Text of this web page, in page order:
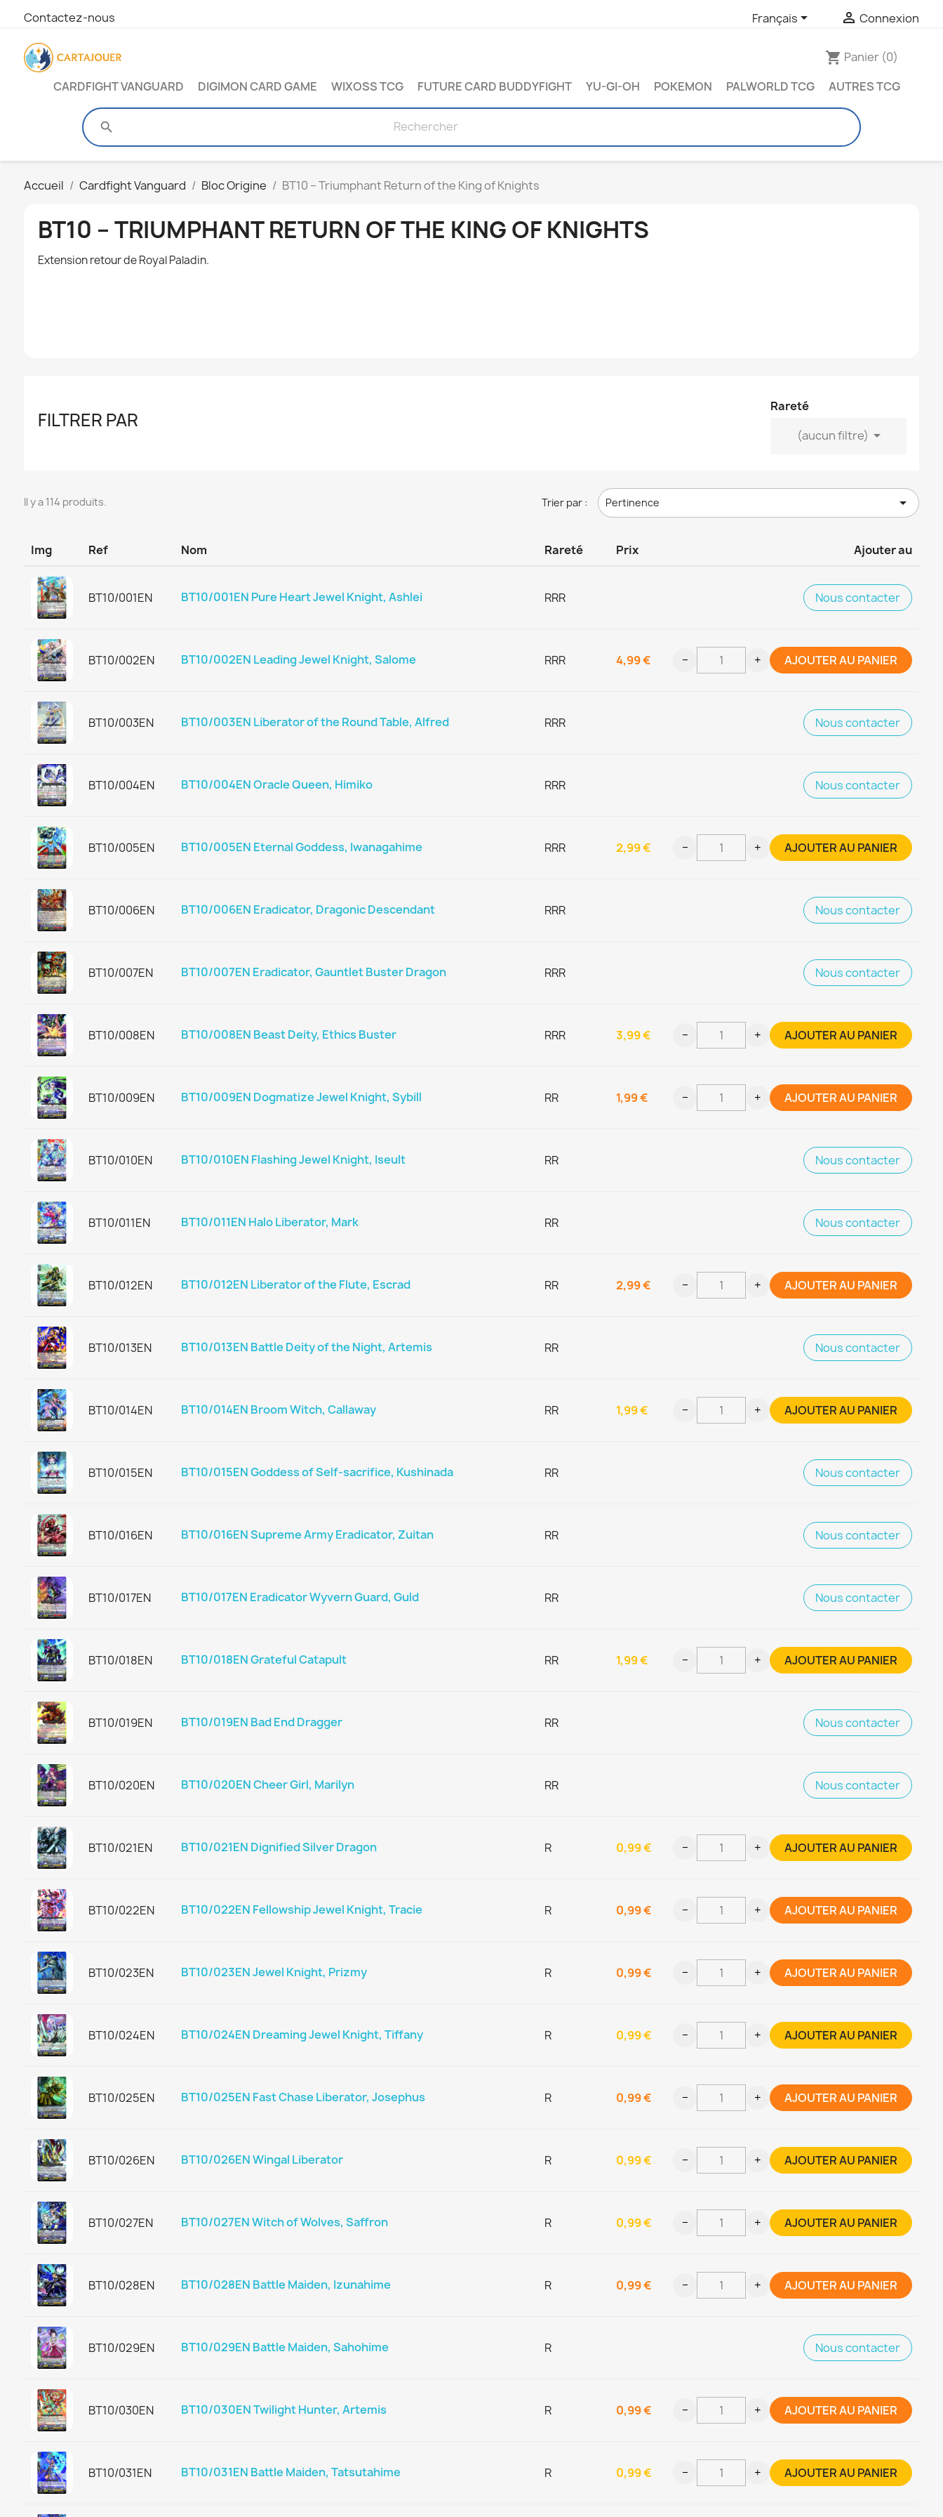
Contactez-nous Français  Connexion
shopping_cart Panier (0)
CARDFIGHT VANGUARD
DIGIMON CARD GAME WIXOSS TCG FUTURE CARD BUDDYFIGHT YU-GI-OH POKEMON PALWORLD TCG AUTRES TCG
search
Accueil Cardfight Vanguard Bloc Origine BT10 – Triumphant Return of the King of Knights
BT10 – TRIUMPHANT RETURN OF THE KING OF KNIGHTS
Extension retour de Royal Paladin.
FILTRER PAR
Rareté
(aucun filtre) 
Il y a 114 produits. Trier par : Pertinence 
Img Ref Nom Rareté Prix Ajouter au
BT10/001EN BT10/001EN Pure Heart Jewel Knight, Ashlei RRR Nous contacter
BT10/002EN BT10/002EN Leading Jewel Knight, Salome RRR 4,99 € − + AJOUTER AU PANIER
BT10/003EN BT10/003EN Liberator of the Round Table, Alfred RRR Nous contacter
BT10/004EN BT10/004EN Oracle Queen, Himiko RRR Nous contacter
BT10/005EN BT10/005EN Eternal Goddess, Iwanagahime RRR 2,99 € − + AJOUTER AU PANIER
BT10/006EN BT10/006EN Eradicator, Dragonic Descendant RRR Nous contacter
BT10/007EN BT10/007EN Eradicator, Gauntlet Buster Dragon RRR Nous contacter
BT10/008EN BT10/008EN Beast Deity, Ethics Buster RRR 3,99 € − + AJOUTER AU PANIER
BT10/009EN BT10/009EN Dogmatize Jewel Knight, Sybill RR 1,99 € − + AJOUTER AU PANIER
BT10/010EN BT10/010EN Flashing Jewel Knight, Iseult RR Nous contacter
BT10/011EN BT10/011EN Halo Liberator, Mark RR Nous contacter
BT10/012EN BT10/012EN Liberator of the Flute, Escrad RR 2,99 € − + AJOUTER AU PANIER
BT10/013EN BT10/013EN Battle Deity of the Night, Artemis RR Nous contacter
BT10/014EN BT10/014EN Broom Witch, Callaway RR 1,99 € − + AJOUTER AU PANIER
BT10/015EN BT10/015EN Goddess of Self-sacrifice, Kushinada RR Nous contacter
BT10/016EN BT10/016EN Supreme Army Eradicator, Zuitan RR Nous contacter
BT10/017EN BT10/017EN Eradicator Wyvern Guard, Guld RR Nous contacter
BT10/018EN BT10/018EN Grateful Catapult RR 1,99 € − + AJOUTER AU PANIER
BT10/019EN BT10/019EN Bad End Dragger RR Nous contacter
BT10/020EN BT10/020EN Cheer Girl, Marilyn RR Nous contacter
BT10/021EN BT10/021EN Dignified Silver Dragon R 0,99 € − + AJOUTER AU PANIER
BT10/022EN BT10/022EN Fellowship Jewel Knight, Tracie R 0,99 € − + AJOUTER AU PANIER
BT10/023EN BT10/023EN Jewel Knight, Prizmy R 0,99 € − + AJOUTER AU PANIER
BT10/024EN BT10/024EN Dreaming Jewel Knight, Tiffany R 0,99 € − + AJOUTER AU PANIER
BT10/025EN BT10/025EN Fast Chase Liberator, Josephus R 0,99 € − + AJOUTER AU PANIER
BT10/026EN BT10/026EN Wingal Liberator R 0,99 € − + AJOUTER AU PANIER
BT10/027EN BT10/027EN Witch of Wolves, Saffron R 0,99 € − + AJOUTER AU PANIER
BT10/028EN BT10/028EN Battle Maiden, Izunahime R 0,99 € − + AJOUTER AU PANIER
BT10/029EN BT10/029EN Battle Maiden, Sahohime R Nous contacter
BT10/030EN BT10/030EN Twilight Hunter, Artemis R 0,99 € − + AJOUTER AU PANIER
BT10/031EN BT10/031EN Battle Maiden, Tatsutahime R 0,99 € − + AJOUTER AU PANIER